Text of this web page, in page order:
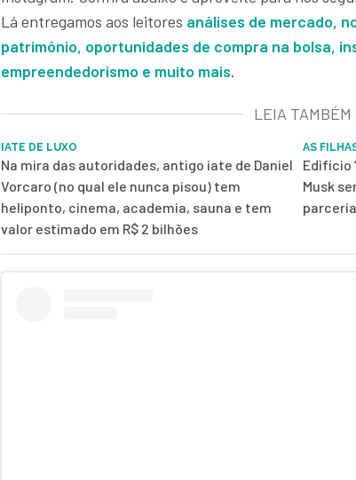
Lá entregamos aos leitores análises de mercado,
patrimônio, oportunidades de compra na bolsa,
empreendedorismo e muito mais.
LEIA TAMBÉM
IATE DE LUXO
Na mira das autoridades, antigo iate de Daniel
Vorcaro (no qual ele nunca pisou) tem
heliponto, cinema, academia, sauna e tem
valor estimado em R$ 2 bilhões
AS
Edifício
Musk